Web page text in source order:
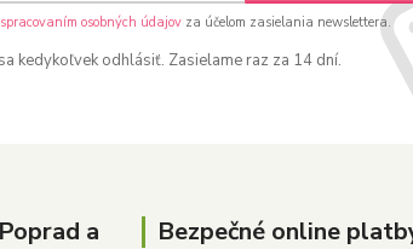
spracovaním osobných údajovza účelom zasielania newslettera.
kedykoľvek odhlásiť. Zasielame raz za 14 dní.
a
Bezpečné online